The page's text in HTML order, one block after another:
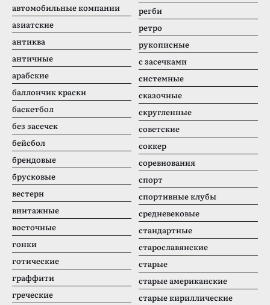
автомобильные компании
азиатские
антиква
античные
арабские
баллончик краски
баскетбол
без засечек
бейсбол
брендовые
брусковые
вестерн
винтажные
восточные
гонки
готические
граффити
греческие
регби
ретро
рукописные
с засечками
системные
сказочные
скругленные
советские
соккер
соревнования
спорт
спортивные клубы
средневековые
стандартные
старославянские
старые
старые американские
старые кириллические